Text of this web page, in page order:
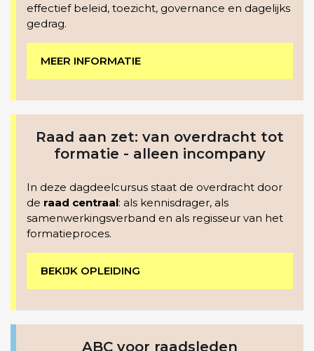
effectief beleid, toezicht, governance en dagelijks
gedrag.
MEER INFORMATIE
Raad aan zet: van overdracht tot
formatie - alleen incompany
In deze dagdeelcursus staat de overdracht door
de raad centraal: als kennisdrager, als
samenwerkingsverband en als regisseur van het
formatieproces.
BEKIJK OPLEIDING
ABC voor raadsleden